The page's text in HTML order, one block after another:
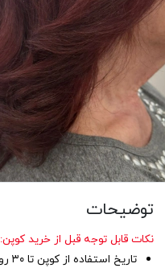
توضیحات
نکات قابل توجه قبل از خرید کوپن:
تاریخ استفاده از کوپن تا ۳۰ روز پس از خرید می باشد.